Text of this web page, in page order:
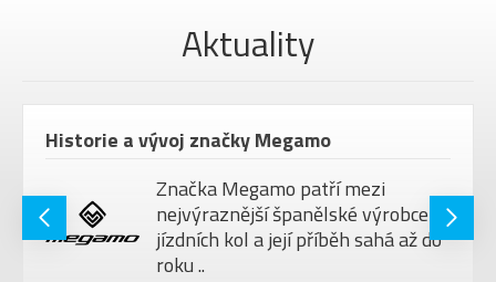
Aktuality
Historie a vývoj značky Megamo
Značka Megamo patří mezi
nejvýraznější španělské výrobce
jízdních kol a její příběh sahá až do
roku ..